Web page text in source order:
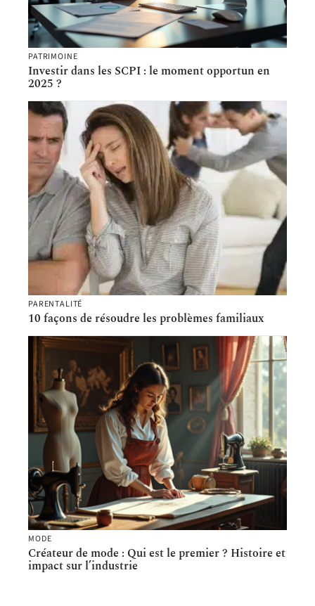
PATRIMOINE
Investir dans les SCPI : le moment opportun en
2025 ?
PARENTALITÉ
10 façons de résoudre les problèmes familiaux
MODE
Créateur de mode : Qui est le premier ? Histoire et
impact sur l’industrie